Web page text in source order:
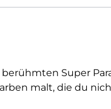
Super
malt, die du